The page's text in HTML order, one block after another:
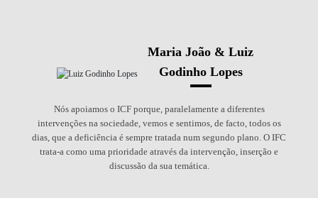
Maria João & Luiz
Godinho Lopes
Nós apoiamos o ICF porque, paralelamente a diferentes
intervenções na sociedade, vemos e sentimos, de facto, todos os
dias, que a deficiência é sempre tratada num segundo plano. O IFC
trata-a como uma prioridade através da intervenção, inserção e
discussão da sua temática.